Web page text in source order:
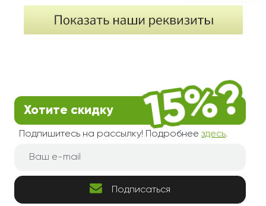
Хотите скидку
Подпишитесь на рассылку! Подробнее здесь.
Подписаться